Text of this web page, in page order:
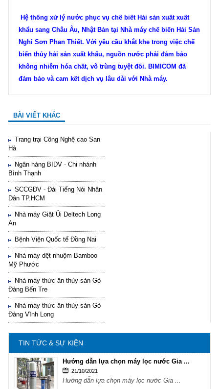
Hệ thống xử lý nước phục vụ chế biết Hải sản xuất xuất
khẩu sang Châu Âu, Nhật Bản tại Nhà máy chế biến Hải Sản
Nghi Sơn Phan Thiết. Với yêu cầu khắt khe trong việc chế
biến thủy hải sản xuất khẩu, nguồn nước phải đảm bảo
không nhiễm hóa chất, vô trùng tuyệt đối. BIMICOM đã
đảm bảo và cam kết dịch vụ lâu dài với Nhà máy.
BÀI VIẾT KHÁC
Trang trại Công Nghệ cao San
Hà
Ngân hàng BIDV - Chi nhánh
Bình Thạnh
SCCGĐV - Đài Tiếng Nói Nhân
Dân TP.HCM
Nhà máy Giặt Ủi Deltech Long
An
Bệnh Viện Quốc tế Đồng Nai
Nhà máy dệt nhuộm Bamboo
Mỹ Phước
Nhà máy thức ăn thủy sản Gò
Đàng Bến Tre
Nhà máy thức ăn thủy sản Gò
Đàng Vĩnh Long
TIN TỨC & SỰ KIỆN
21/10/2021
Ô nhiễm nguồn nước và vấn đề sức khỏe
Sử dụng năng lượng mặt trời để xử lý ...
Hướng dẫn lựa chọn máy lọc nước Gia ...
21/10/2021
Hướng dẫn lựa chọn máy lọc nước Gia ...